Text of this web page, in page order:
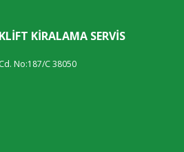
KIRALAMA SERVIS
No:187/C 38050